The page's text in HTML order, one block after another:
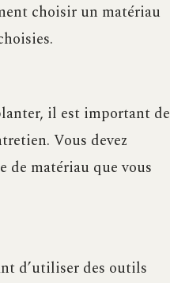
choisir un matériau
il est important de
Vous devez
de matériau que vous
d’utiliser des outils